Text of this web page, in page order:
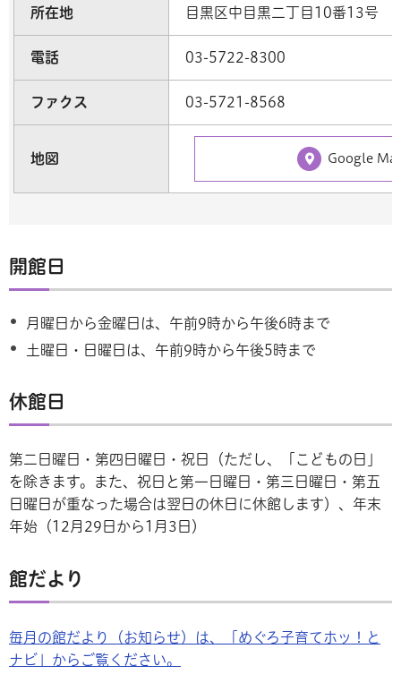
所在地 目黒区中目黒二丁目10番13号
電話 03-5722-8300
ファクス 03-5721-8568
地図 Google
開館日
月曜日から金曜日は、午前9時から午後6時まで
土曜日・日曜日は、午前9時から午後5時まで
休館日
第二日曜日・第四日曜日・祝日（ただし、「こどもの日」
を除きます。また、祝日と第一日曜日・第三日曜日・第五
日曜日が重なった場合は翌日の休日に休館します）、年末
年始（12月29日から1月3日）
館だより
毎月の館だより（お知らせ）は、「めぐろ子育てホッ！と
ナビ」からご覧ください。